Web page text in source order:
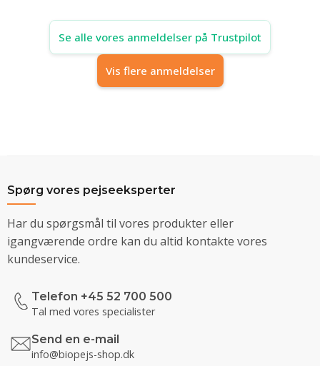
Se alle vores anmeldelser på Trustpilot
Vis flere anmeldelser
Spørg vores pejseeksperter
Har du spørgsmål til vores produkter eller
igangværende ordre kan du altid kontakte vores
kundeservice.
Telefon +45 52 700 500
Tal med vores specialister
Send en e-mail
info@biopejs-shop.dk